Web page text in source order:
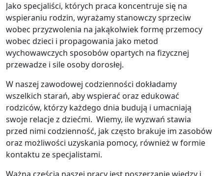
Jako specjaliści, których praca koncentruje się na
wspieraniu rodzin, wyrażamy stanowczy sprzeciw
wobec przyzwolenia na jakąkolwiek formę przemocy
wobec dzieci i propagowania jako metod
wychowawczych sposobów opartych na fizycznej
przewadze i sile osoby dorosłej.
W naszej zawodowej codzienności dokładamy
wszelkich starań, aby wspierać oraz edukować
rodziców, którzy każdego dnia budują i umacniają
swoje relacje z dziećmi. Wiemy, ile wyzwań stawia
przed nimi codzienność, jak często brakuje im zasobów
oraz możliwości uzyskania pomocy, również w formie
kontaktu ze specjalistami.